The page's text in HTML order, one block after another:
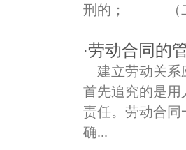
刑的； （二
·劳动合同的
建立劳动关
首先追究的是用
责任。劳动合同
确...